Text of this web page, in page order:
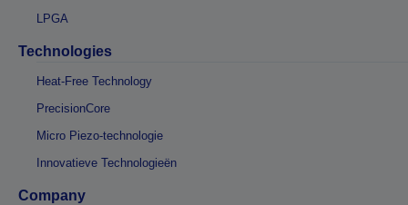
LPGA
Technologies
Heat-Free Technology
PrecisionCore
Micro Piezo-technologie
Innovatieve Technologieën
Company